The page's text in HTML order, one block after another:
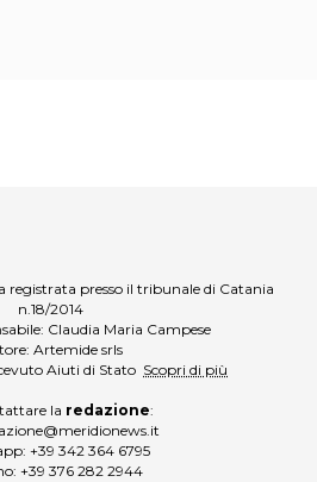
registrata presso il tribunale di Catania
n.18/2014
Claudia Maria Campese
Artemide srls
Aiuti di Stato Scopri di più
la redazione:
+39 342 364 6795
+39 376 282 2944